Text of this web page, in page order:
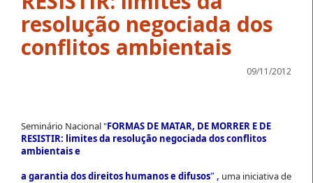
resolução negociada dos
09/11/2012
Seminário Nacional "FORMAS DE MATAR, DE MORRER E DE
RESISTIR: limites da resolução negociada dos conflitos
ambientais e
a garantia dos direitos humanos e difusos" , uma iniciativa de